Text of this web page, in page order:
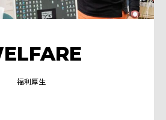
福利厚生